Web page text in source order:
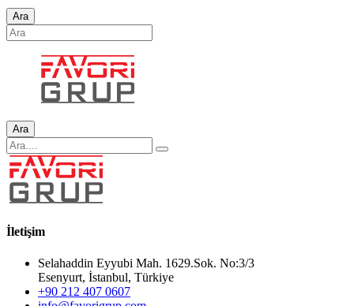
Ara
Ara
İletişim
Selahaddin Eyyubi Mah. 1629.Sok. No:3/3
Esenyurt, İstanbul, Türkiye
+90 212 407 0607